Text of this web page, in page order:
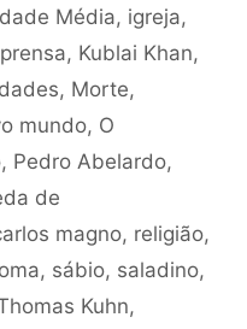
Média, igreja,
, Kublai Khan,
, Morte,
mundo, O
, Pedro Abelardo,
de
magno, religião,
, sábio, saladino,
Kuhn,